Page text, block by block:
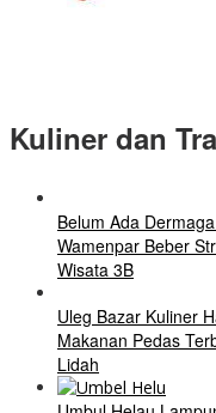
Kuliner dan
Belum Ada
Wamenpar Beber
Wisata 3B
Uleg Bazar Kuliner
Makanan Pedas
Lidah